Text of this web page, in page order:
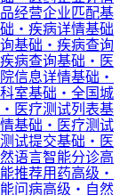
经营企业匹配基
·疾病详情基础
基础·疾病查询
病查询基础·医
信息详情基础·
室基础·全国城
医疗测试列表基
基础·医疗测试
试提交基础·医
语言智能分诊高
推荐用药高级·
问病高级·自然